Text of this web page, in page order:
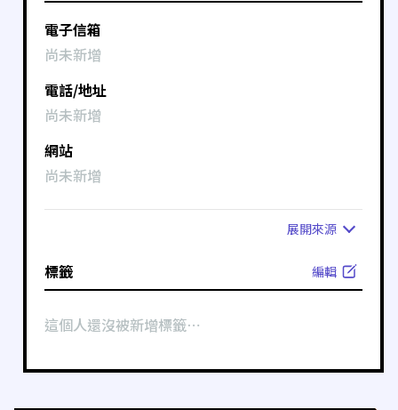
電子信箱
尚未新增
電話/地址
尚未新增
網站
尚未新增
展開來源
標籤 編輯
這個人還沒被新增標籤⋯